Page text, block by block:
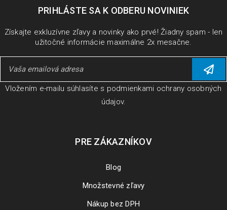
PRIHLÁSTE SA K ODBERU NOVINIEK
Získajte exkluzívne zľavy a novinky ako prvé! Žiadny spam - len
užitočné informácie maximálne 2x mesačne.
Vložením e-mailu súhlasíte s podmienkami ochrany osobných
údajov.
PRE ZÁKAZNÍKOV
Blog
Množstevné zľavy
Nákup bez DPH